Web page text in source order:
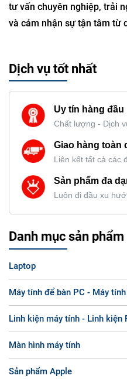
tư vấn chuyên nghiệp, trải
và cảm nhận sự tận tâm từ
Dịch vụ tốt nhất
Uy tín hàng đầu
Chất lượng - Dịch
Giao hàng toàn
Liên kết tất cả các
Sản phẩm đa
Luôn đi đầu xu
Danh mục sản phẩm
Laptop
Máy tính để bàn PC - Máy
Linh kiện máy tính - Linh kiện
Màn hình máy tính
Sản phẩm Apple